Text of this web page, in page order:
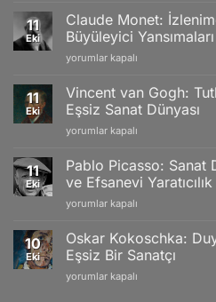
Watches:
18k
Gold
Models,
Editions
and
Swiss
Craftsmanship
11
Eki
Claude Monet:
Büyüleyici Yansımaları
Claude
İzlenimciliğin
Gücü
ve
Doğanın
Yansımaları
için
yorumlar kapalı
11
Eki
Vincent van Gogh:
Eşsiz Sanat Dünyası
Vincent
Gogh:
Tutku
ve
Duygularla
Eşsiz
Sanat
Dünyası
için
yorumlar kapalı
11
Eki
Pablo Picasso: Sanat
ve Efsanevi Yaratıcılık
Pablo
Sanat
Dünyasını
Değiştiren
Dahi
yorumlar kapalı
10
Eki
Oskar Kokoschka:
Eşsiz Bir Sanatçı
Oskar
yorumlar kapalı